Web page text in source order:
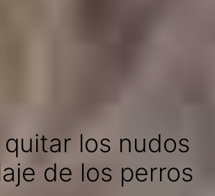
los nudos
de los perros